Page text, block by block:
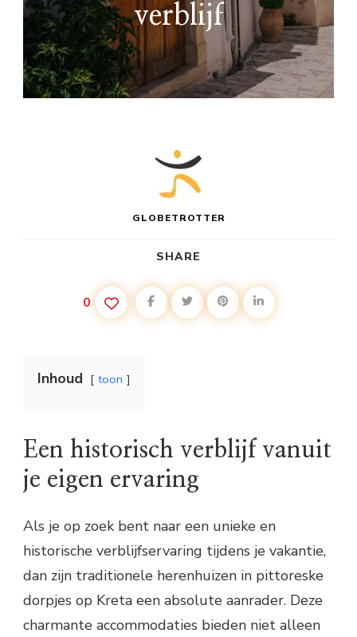
verblijf
GLOBETROTTER
SHARE
0
Inhoud toon
Een historisch verblijf vanuit
je eigen ervaring
Als je op zoek bent naar een unieke en
historische verblijfservaring tijdens je vakantie,
dan zijn traditionele herenhuizen in pittoreske
dorpjes op Kreta een absolute aanrader. Deze
charmante accommodaties bieden niet alleen